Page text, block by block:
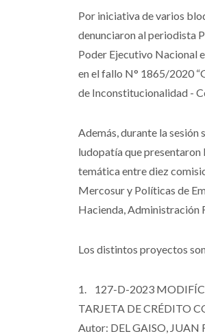
Por iniciativa de varios
denunciaron al periodista
Poder Ejecutivo Nacional
en el fallo N° 1865/2020
de Inconstitucionalidad -
Además, durante la
ludopatía que
temática entre diez
Mercosur y Políticas de
Hacienda, Administración
Los distintos proyectos
1. 127-D-2023
TARJETA DE CRÉDITO
Autor: DEL GAISO, JUAN